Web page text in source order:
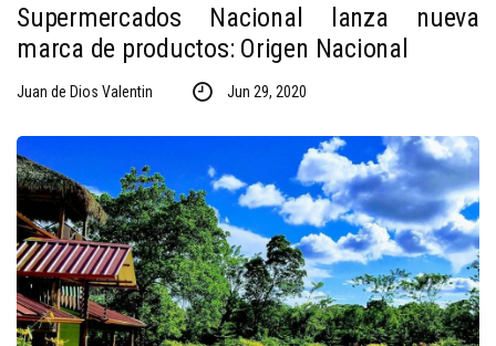
Supermercados Nacional lanza nueva
marca de productos: Origen Nacional
Juan de Dios Valentin Jun 29, 2020